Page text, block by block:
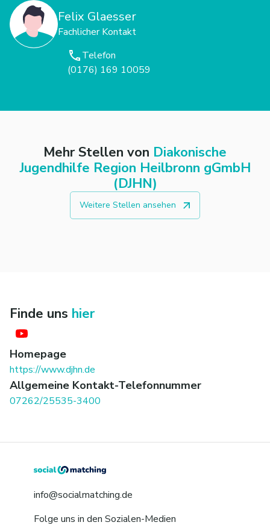
Felix Glaesser
Fachlicher Kontakt
Telefon
(0176) 169 10059
Mehr Stellen von Diakonische
Jugendhilfe Region Heilbronn gGmbH
(DJHN)
Weitere Stellen ansehen
Finde uns hier
Homepage
https://www.djhn.de
Allgemeine Kontakt-Telefonnummer
07262/25535-3400
info@socialmatching.de
Folge uns in den Sozialen-Medien